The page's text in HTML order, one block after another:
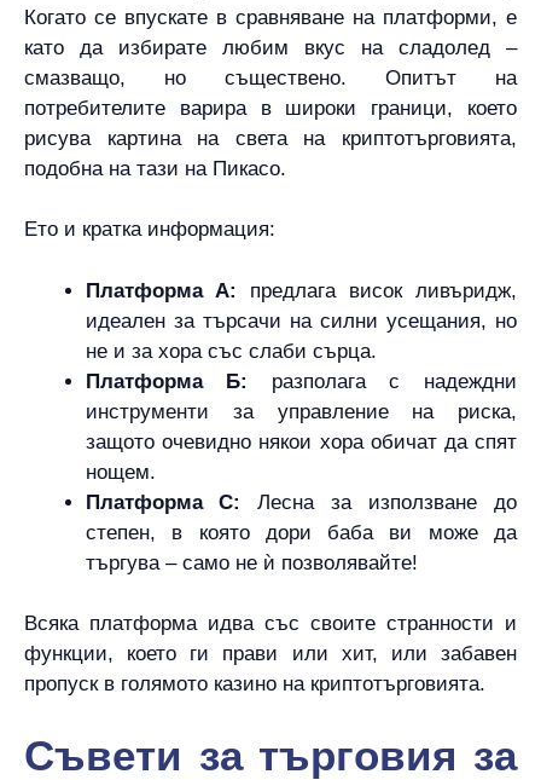
Когато се впускате в сравняване на платформи, е
като да избирате любим вкус на сладолед –
смазващо, но съществено. Опитът на
потребителите варира в широки граници, което
рисува картина на света на криптотърговията,
подобна на тази на Пикасо.
Ето и кратка информация:
Платформа А:
предлага висок ливъридж,
идеален за търсачи на силни усещания, но
не и за хора със слаби сърца.
Платформа Б:
разполага с надеждни
инструменти за управление на риска,
защото очевидно някои хора обичат да спят
нощем.
Платформа C:
Лесна за използване до
степен, в която дори баба ви може да
търгува – само не ѝ позволявайте!
Всяка платформа идва със своите странности и
функции, което ги прави или хит, или забавен
пропуск в голямото казино на криптотърговията.
Съвети за търговия за